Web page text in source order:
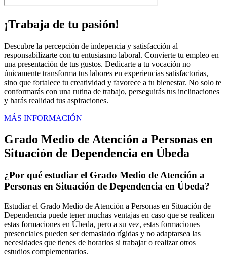
¡Trabaja de tu pasión!
Descubre la percepción de indepencia y satisfacción al
responsabilizarte con tu entusiasmo laboral. Convierte tu empleo en
una presentación de tus gustos. Dedicarte a tu vocación no
únicamente transforma tus labores en experiencias satisfactorias,
sino que fortalece tu creatividad y favorece a tu bienestar. No solo te
conformarás con una rutina de trabajo, perseguirás tus inclinaciones
y harás realidad tus aspiraciones.
MÁS INFORMACIÓN
Grado Medio de Atención a Personas en
Situación de Dependencia en Úbeda
¿Por qué estudiar el Grado Medio de Atención a
Personas en Situación de Dependencia en Úbeda?
Estudiar el Grado Medio de Atención a Personas en Situación de
Dependencia puede tener muchas ventajas en caso que se realicen
estas formaciones en Úbeda, pero a su vez, estas formaciones
presenciales pueden ser demasiado rígidas y no adaptarsea las
necesidades que tienes de horarios si trabajar o realizar otros
estudios complementarios.